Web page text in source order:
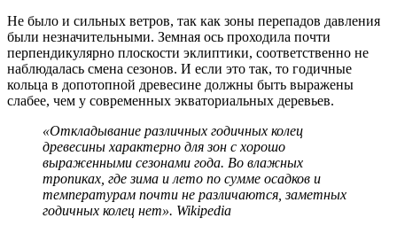
Не было и сильных ветров, так как зоны перепадов давления
были незначительными. Земная ось проходила почти
перпендикулярно плоскости эклиптики, соответственно не
наблюдалась смена сезонов. И если это так, то годичные
кольца в допотопной древесине должны быть выражены
слабее, чем у современных экваториальных деревьев.
«Откладывание различных годичных колец
древесины характерно для зон с хорошо
выраженными сезонами года. Во влажных
тропиках, где зима и лето по сумме осадков и
температурам почти не различаются, заметных
годичных колец нет». Wikipedia